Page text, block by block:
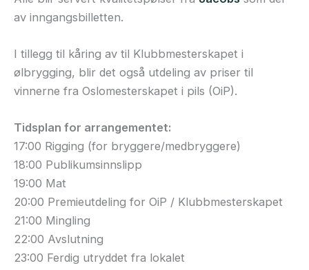
av inngangsbilletten.
I tillegg til kåring av til Klubbmesterskapet i
ølbrygging, blir det også utdeling av priser til
vinnerne fra Oslomesterskapet i pils (OiP).
Tidsplan for arrangementet:
17:00 Rigging (for bryggere/medbryggere)
18:00 Publikumsinnslipp
19:00 Mat
20:00 Premieutdeling for OiP / Klubbmesterskapet
21:00 Mingling
22:00 Avslutning
23:00 Ferdig utryddet fra lokalet